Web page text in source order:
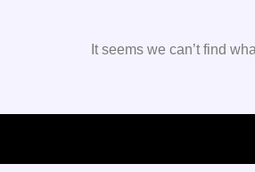
It seems we can’t find